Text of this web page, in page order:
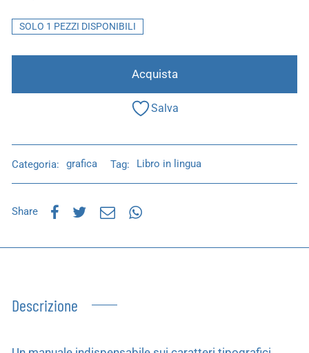
SOLO 1 PEZZI DISPONIBILI
Acquista
Salva
Categoria: grafica Tag: Libro in lingua
Share
Descrizione